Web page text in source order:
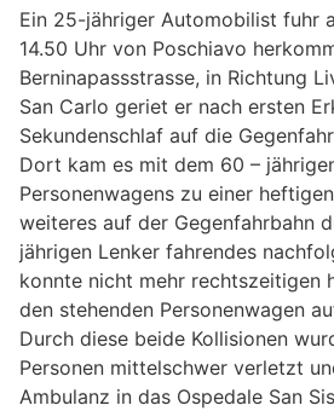
Ein 25-jähriger Automobilist fuhr
14.50 Uhr von Poschiavo
Berninapassstrasse, in Richtung
San Carlo geriet er nach ersten
Sekundenschlaf auf die
Dort kam es mit dem 60 –
Personenwagens zu einer
weiteres auf der Gegenfahrbahn
jährigen Lenker fahrendes
konnte nicht mehr rechtszeitigen
den stehenden Personenwagen
Durch diese beide Kollisionen
Personen mittelschwer verletzt
Ambulanz in das Ospedale San